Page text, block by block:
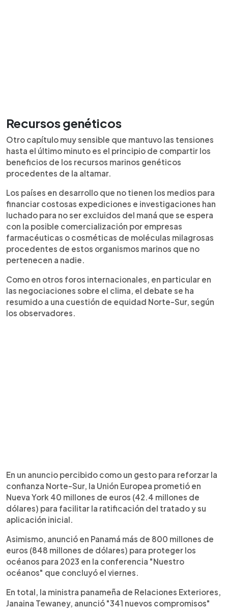
Recursos genéticos
Otro capítulo muy sensible que mantuvo las tensiones
hasta el último minuto es el principio de compartir los
beneficios de los recursos marinos genéticos
procedentes de la altamar.
Los países en desarrollo que no tienen los medios para
financiar costosas expediciones e investigaciones han
luchado para no ser excluidos del maná que se espera
con la posible comercialización por empresas
farmacéuticas o cosméticas de moléculas milagrosas
procedentes de estos organismos marinos que no
pertenecen a nadie.
Como en otros foros internacionales, en particular en
las negociaciones sobre el clima, el debate se ha
resumido a una cuestión de equidad Norte-Sur, según
los observadores.
En un anuncio percibido como un gesto para reforzar la
confianza Norte-Sur, la Unión Europea prometió en
Nueva York 40 millones de euros (42.4 millones de
dólares) para facilitar la ratificación del tratado y su
aplicación inicial.
Asimismo, anunció en Panamá más de 800 millones de
euros (848 millones de dólares) para proteger los
océanos para 2023 en la conferencia "Nuestro
océanos" que concluyó el viernes.
En total, la ministra panameña de Relaciones Exteriores,
Janaina Tewaney, anunció "341 nuevos compromisos"